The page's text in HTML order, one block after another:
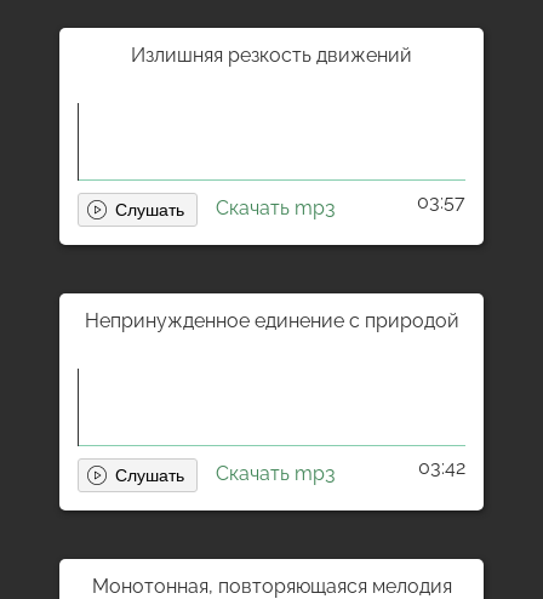
Излишняя резкость движений
Скачать mp3 03:57
Непринужденное единение с природой
Скачать mp3 03:42
Монотонная, повторяющаяся мелодия